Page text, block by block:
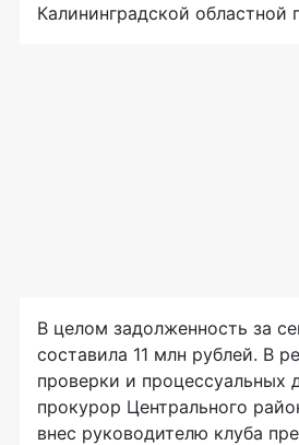
Калининградской областной
В целом задолженность за
составила 11 млн рублей. В
проверки и процессуальных
прокурор Центрального
внес руководителю клуба